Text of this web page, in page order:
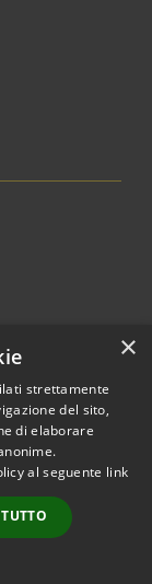
2026 • Gaeta •
byMunicipium
redazione
×
strettamente
del sito,
di elaborare
al seguente link